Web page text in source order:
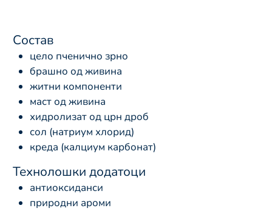
Состав
цело пченично зрно
брашно од живина
житни компоненти
маст од живина
хидролизат од црн дроб
сол (натриум хлорид)
креда (калциум карбонат)
Технолошки додатоци
антиоксиданси
природни ароми